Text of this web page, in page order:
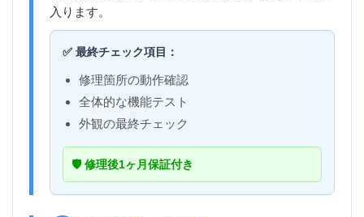
入ります。
✅ 最終チェック項目：
修理箇所の動作確認
全体的な機能テスト
外観の最終チェック
🛡️ 修理後1ヶ月保証付き